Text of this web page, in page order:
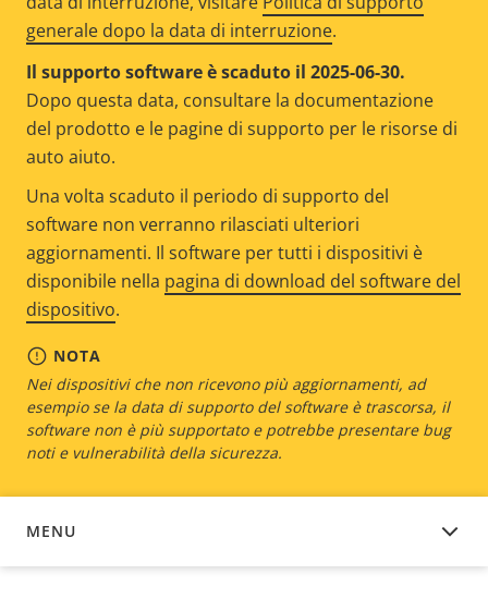
generale dopo la data di interruzione.
Il supporto software è scaduto il 2025-06-30.
Dopo questa data, consultare la documentazione
del prodotto e le pagine di supporto per le risorse di
auto aiuto.
Una volta scaduto il periodo di supporto del
software non verranno rilasciati ulteriori
aggiornamenti. Il software per tutti i dispositivi è
disponibile nella pagina di download del software del
dispositivo.
NOTA
Nei dispositivi che non ricevono più aggiornamenti, ad
esempio se la data di supporto del software è trascorsa, il
software non è più supportato e potrebbe presentare bug
noti e vulnerabilità della sicurezza.
MENU
SOFTWARE DEL DISPOSITIVO